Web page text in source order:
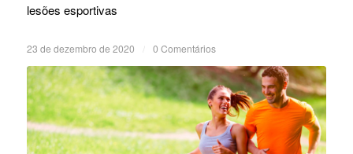
lesões esportivas
23 de dezembro de 2020 0 Comentários